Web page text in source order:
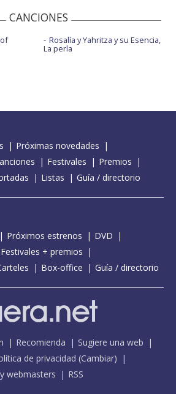
CANCIONES
Rosalía y Yahritza y su Esencia,
La perla
Próximas novedades
Festivales
Premios
Listas Guía / directorio
Próximos estrenos
DVD
Festivales + premios
Box-office Guía / directorio
Recomienda
Sugiere una web
de privacidad (Cambiar)
webmasters RSS